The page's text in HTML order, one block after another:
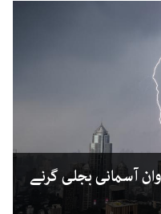
آسمانی بجلی گرنے